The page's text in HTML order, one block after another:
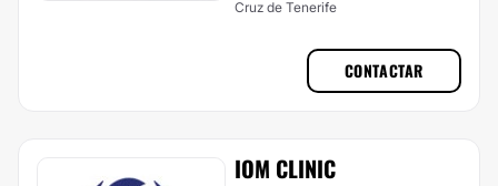
Cruz de Tenerife
CONTACTAR
IOM CLINIC